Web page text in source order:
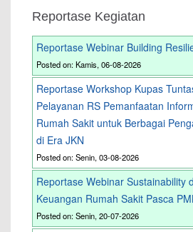
Reportase Kegiatan
Reportase Webinar Building
Posted on: Kamis, 06-08-2026
Reportase Workshop Kupas
Pelayanan RS Pemanfaatan
Rumah Sakit untuk Berbagai
di Era JKN
Posted on: Senin, 03-08-2026
Reportase Webinar Sustainability
Keuangan Rumah Sakit Pasca
Posted on: Senin, 20-07-2026